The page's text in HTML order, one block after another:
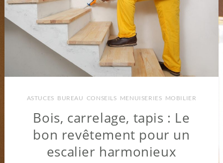
ASTUCES BUREAU CONSEILS MENUISERIES MOBILIER
Bois, carrelage, tapis : Le
bon revêtement pour un
escalier harmonieux